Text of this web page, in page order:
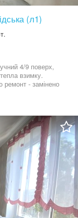
(л1)
4/9 поверх,
взимку.
ремонт - замінено
зашитий. Двір
Чудовий
відпочинку.